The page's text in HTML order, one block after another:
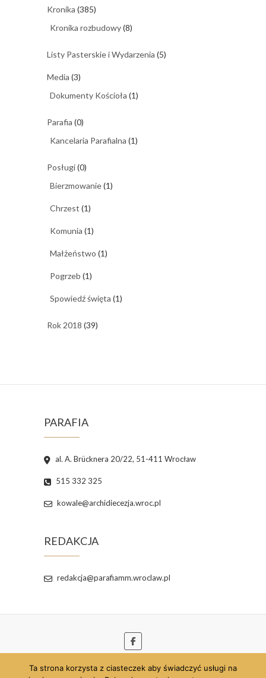
Kronika (385)
Kronika rozbudowy(8)
Listy Pasterskie i Wydarzenia (5)
Media (3)
Dokumenty Kościoła (1)
Parafia (0)
Kancelaria Parafialna (1)
Posługi(0)
Bierzmowanie(1)
Chrzest (1)
Komunia (1)
Małżeństwo (1)
Pogrzeb (1)
Spowiedź święta (1)
Rok 2018 (39)
PARAFIA
al. A. Brücknera 20/22, 51-411 Wrocław
515 332 325
kowale@archidiecezja.wroc.pl
REDAKCJA
redakcja@parafiamm.wroclaw.pl
Ta strona korzysta z ciasteczek aby świadczyć usługi na